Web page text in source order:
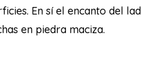
En sí el encanto del
en piedra maciza.